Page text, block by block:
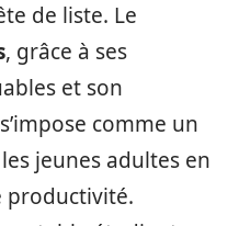
de liste. Le
, grâce à ses
et son
comme un
jeunes adultes en
productivité.